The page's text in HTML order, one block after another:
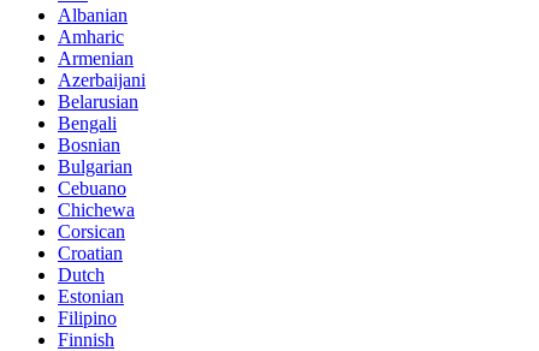
Albanian
Amharic
Armenian
Azerbaijani
Belarusian
Bengali
Bosnian
Bulgarian
Cebuano
Chichewa
Corsican
Croatian
Dutch
Estonian
Filipino
Finnish